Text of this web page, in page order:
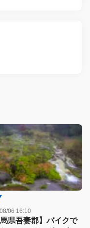
06 16:10
馬県吾妻郡】バイクで